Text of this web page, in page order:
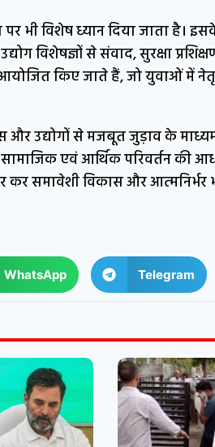
भी विशेष ध्यान दिया जाता है।
विशेषज्ञों से संवाद, सुरक्षा
किए जाते हैं, जो युवाओं में
और उद्योगों से मजबूत जुड़ाव के
एवं आर्थिक परिवर्तन की
समावेशी विकास और आत्मनिर्भर
WhatsApp Telegram